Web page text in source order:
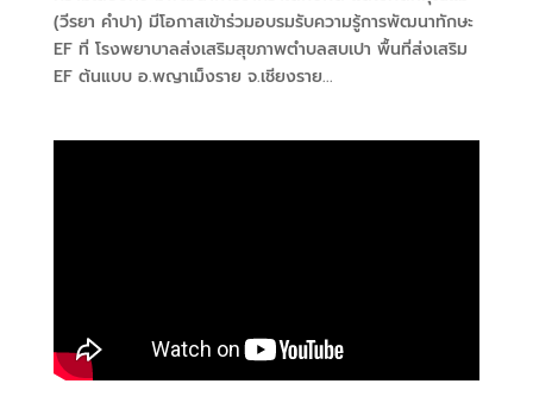
(วีรยา คำปา) มีโอกาสเข้าร่วมอบรมรับความรู้การพัฒนาทักษะ
EF ที่ โรงพยาบาลส่งเสริมสุขภาพตำบลสบเปา พื้นที่ส่งเสริม
EF ต้นแบบ อ.พญาเม็งราย จ.เชียงราย...